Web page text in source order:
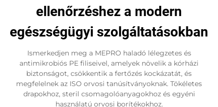
ellenőrzéshez a modern
egészségügyi szolgáltatásokban
Ismerkedjen meg a MEPRO haladó lélegzetes és
antimikrobiós PE filiseivel, amelyek növelik a kórházi
biztonságot, csökkentik a fertőzés kockázatát, és
megfelelnek az ISO orvosi tanúsítványoknak. Tökéletes
drapokhoz, steril csomagolóanyagokhoz és egyéni
használatú orvosi borítékokhoz.